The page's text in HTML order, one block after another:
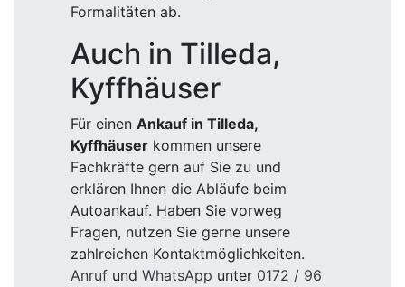
Formalitäten ab.
Auch in Tilleda,
Kyffhäuser
Für einen Ankauf in Tilleda,
Kyffhäuser kommen unsere
Fachkräfte gern auf Sie zu und
erklären Ihnen die Abläufe beim
Autoankauf. Haben Sie vorweg
Fragen, nutzen Sie gerne unsere
zahlreichen Kontaktmöglichkeiten.
Anruf und WhatsApp unter 0172 / 96